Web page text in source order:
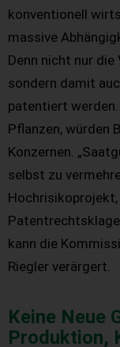
konventionell
massive
Denn nicht nur die
sondern damit
patentiert
Pflanzen, würden
Konzernen.
selbst zu
kann die
Riegler verärgert.
Keine Neue
Produktion,